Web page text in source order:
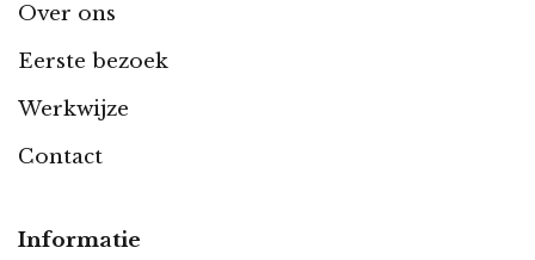
Over ons
Eerste bezoek
Werkwijze
Contact
Informatie